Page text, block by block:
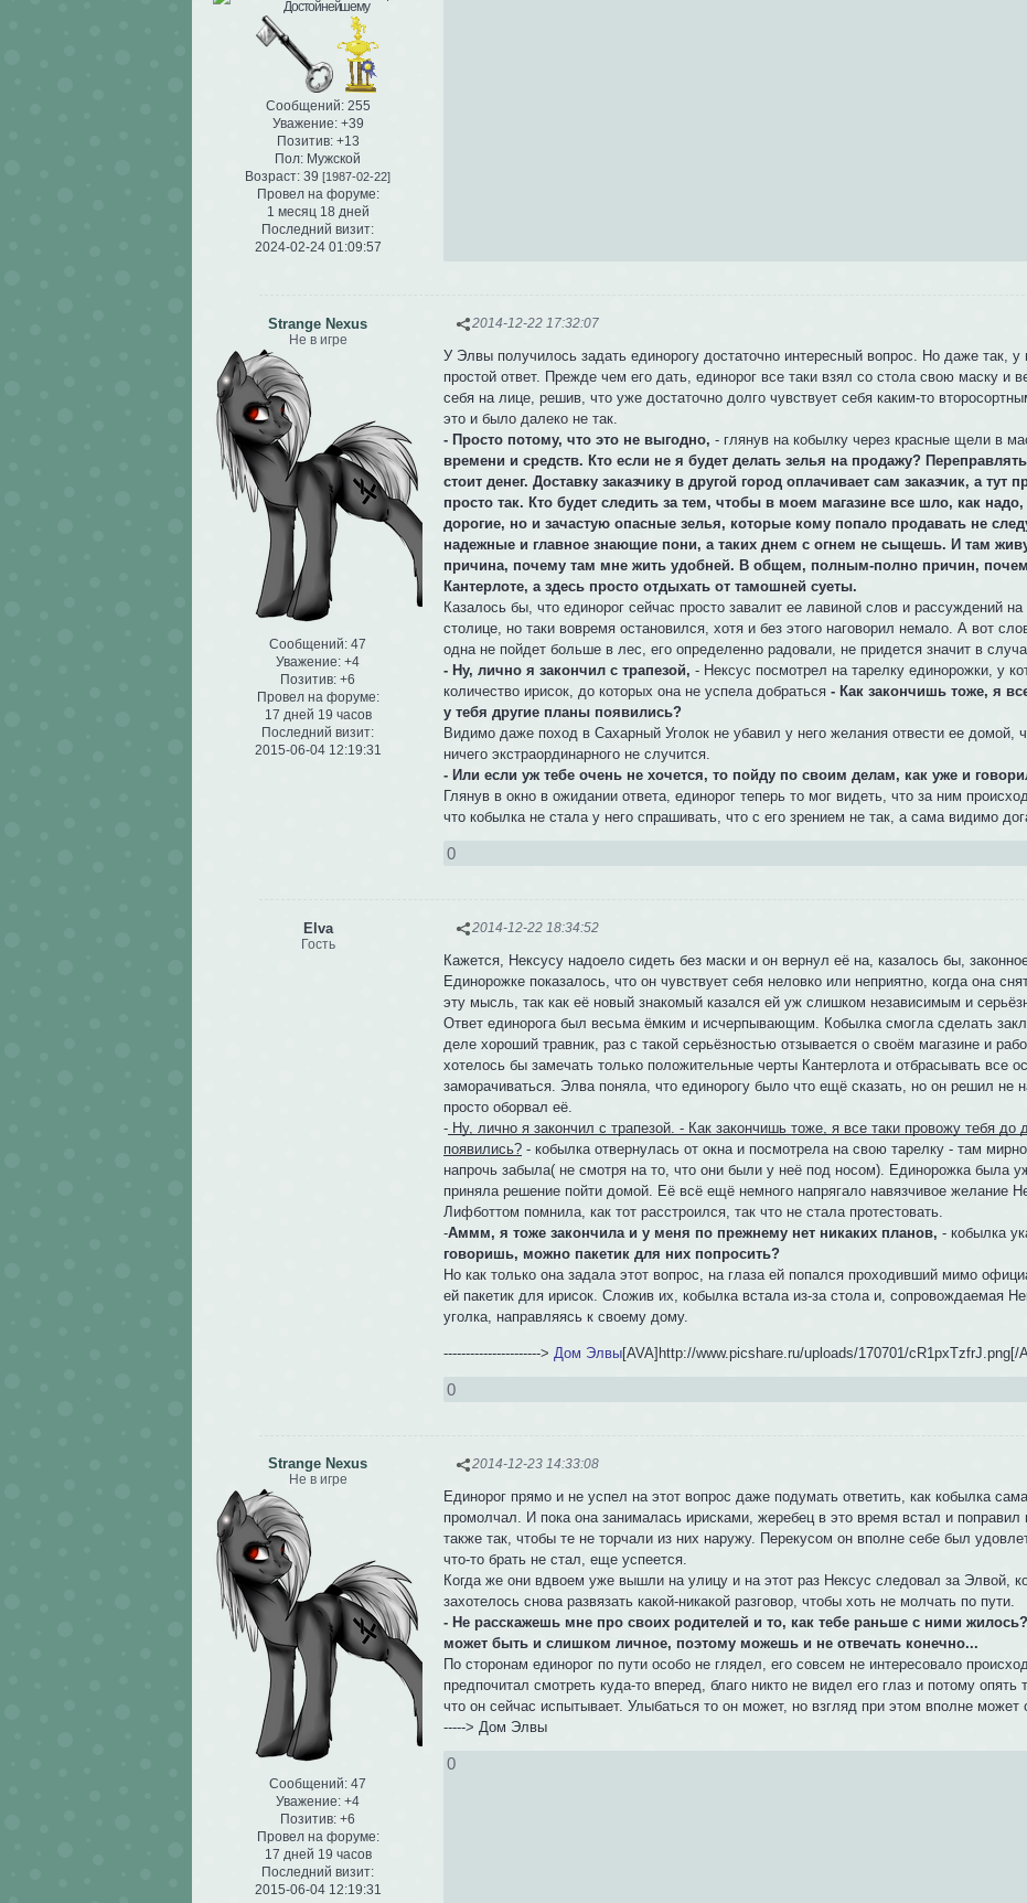
Сообщений:255
Уважение: +39
Позитив: +13
Пол: Мужской
Возраст: 39 [1987-02-22]
Провел на форуме:
1 месяц 18 дней
Последний визит:
2024-02-24 01:09:57
2014-12-22 17:32:07
Strange Nexus
Не в игре
Сообщений: 47
Уважение: +4
Позитив: +6
Провел на форуме:
17 дней 19 часов
Последний визит:
2015-06-04 12:19:31
У Элвы получилось задать единорогу достаточно интересный вопрос. Но даже так,
простой ответ. Прежде чем его дать, единорог все таки взял со стола свою маску и
себя на лице, решив, что уже достаточно долго чувствует себя каким-то
это и было далеко не так.
- Просто потому, что это не выгодно, - глянув на кобылку через красные щели в
времени и средств. Кто если не я будет делать зелья на продажу?
стоит денег. Доставку заказчику в другой город оплачивает сам заказчик, а тут
просто так. Кто будет следить за тем, чтобы в моем магазине все шло, как
дорогие, но и зачастую опасные зелья, которые кому попало продавать не
надежные и главное знающие пони, а таких днем с огнем не сыщешь. И там
причина, почему там мне жить удобней. В общем, полным-полно причин,
Кантерлоте, а здесь просто отдыхать от тамошней суеты.
Казалось бы, что единорог сейчас просто завалит ее лавиной слов и рассуждений
столице, но таки вовремя остановился, хотя и без этого наговорил немало. А вот
одна не пойдет больше в лес, его определенно радовали, не придется значит в
- Ну, лично я закончил с трапезой, - Нексус посмотрел на тарелку единорожки, у
количество ирисок, до которых она не успела добраться- Как закончишь тоже, я
у тебя другие планы появились?
Видимо даже поход в Сахарный Уголок не убавил у него желания отвести ее домой,
ничего экстраординарного не случится.
- Или если уж тебе очень не хочется, то пойду по своим делам, как уже и
Глянув в окно в ожидании ответа, единорог теперь то мог видеть, что за ним
что кобылка не стала у него спрашивать, что с его зрением не так, а сама видимо
0
2014-12-22 18:34:52
Elva
Гость
Кажется, Нексусу надоело сидеть без маски и он вернул её на, казалось бы,
Единорожке показалось, что он чувствует себя неловко или неприятно, когда она
эту мысль, так как её новый знакомый казался ей уж слишком независимым и
Ответ единорога был весьма ёмким и исчерпывающим. Кобылка смогла сделать
деле хороший травник, раз с такой серьёзностью отзывается о своём магазине и
хотелось бы замечать только положительные черты Кантерлота и отбрасывать все
заморачиваться. Элва поняла, что единорогу было что ещё сказать, но он решил не
просто оборвал её.
- Ну, лично я закончил с трапезой. - Как закончишь тоже, я все таки провожу тебя
появились? - кобылка отвернулась от окна и посмотрела на свою тарелку - там
напрочь забыла( не смотря на то, что они были у неё под носом). Единорожка была
приняла решение пойти домой. Её всё ещё немного напрягало навязчивое желание
Лифботтом помнила, как тот расстроился, так что не стала протестовать.
-Аммм, я тоже закончила и у меня по прежнему нет никаких планов,- кобылка
говоришь, можно пакетик для них попросить?
Но как только она задала этот вопрос, на глаза ей попался проходивший мимо
ей пакетик для ирисок. Сложив их, кобылка встала из-за стола и, сопровождаемая
уголка, направляясь к своему дому.
----------------------> Дом Элвы[AVA]http://www.picshare.ru/uploads/170701/cR1pxTzfrJ.png[/
0
2014-12-23 14:33:08
Strange Nexus
Не в игре
Сообщений: 47
Уважение: +4
Позитив: +6
Провел на форуме:
17 дней 19 часов
Последний визит:
2015-06-04 12:19:31
Единорог прямо и не успел на этот вопрос даже подумать ответить, как кобылка
промолчал. И пока она занималась ирисками, жеребец в это время встал и
также так, чтобы те не торчали из них наружу. Перекусом он вполне себе был
что-то брать не стал, еще успеется.
Когда же они вдвоем уже вышли на улицу и на этот раз Нексус следовал за Элвой,
захотелось снова развязать какой-никакой разговор, чтобы хоть не молчать по пути.
- Не расскажешь мне про своих родителей и то, как тебе раньше с ними
может быть и слишком личное, поэтому можешь и не отвечать конечно...
По сторонам единорог по пути особо не глядел, его совсем не интересовало
предпочитал смотреть куда-то вперед, благо никто не видел его глаз и потому опять
что он сейчас испытывает. Улыбаться то он может, но взгляд при этом вполне может
-----> Дом Элвы
0